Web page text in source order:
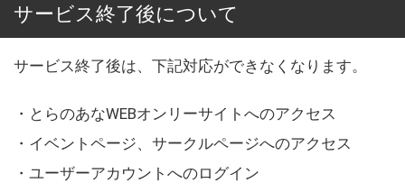
サービス終了後について
サービス終了後は、下記対応ができなくなります。
・とらのあなWEBオンリーサイトへのアクセス
・イベントページ、サークルページへのアクセス
・ユーザーアカウントへのログイン